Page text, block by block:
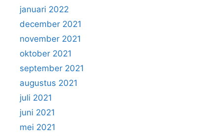
januari 2022
december 2021
november 2021
oktober 2021
september 2021
augustus 2021
juli 2021
juni 2021
mei 2021